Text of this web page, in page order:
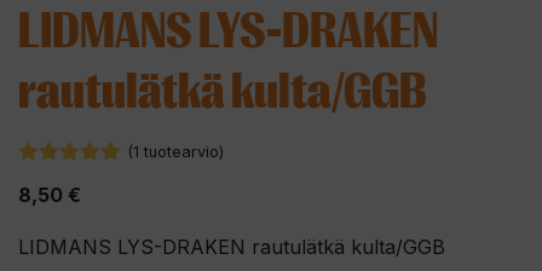
LIDMANS LYS-DRAKEN
rautulätkä kulta/GGB
(1 tuotearvio)
8,50 €
LIDMANS LYS-DRAKEN rautulätkä kulta/GGB